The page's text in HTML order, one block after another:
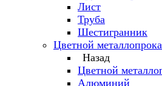
Лист
Труба
Шестигранник
Цветной
Назад
Цветной
Алюминий